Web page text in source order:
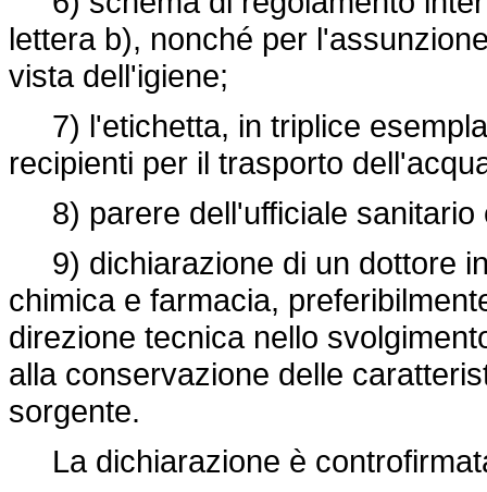
lettera b), nonché per
vista dell'igiene;
7) l'etichetta, in triplice
recipienti per il trasporto
8) parere dell'ufficiale sanitario
9) dichiarazione di un dottore
chimica e farmacia,
direzione tecnica nello
alla conservazione delle
sorgente.
La dichiarazione è